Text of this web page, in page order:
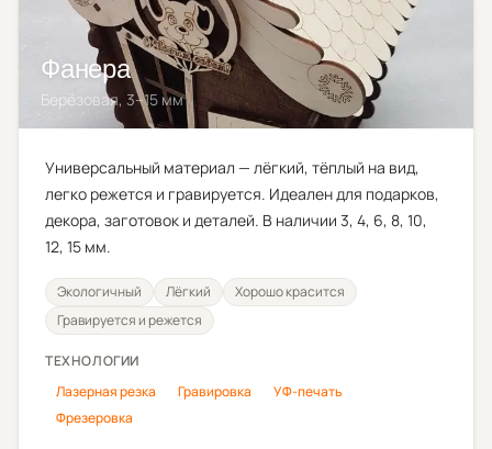
Фанера
Берёзовая, 3–15 мм
Универсальный материал — лёгкий, тёплый на вид,
легко режется и гравируется. Идеален для подарков,
декора, заготовок и деталей. В наличии 3, 4, 6, 8, 10,
12, 15 мм.
Экологичный Лёгкий
Хорошо красится
Гравируется и режется
ТЕХНОЛОГИИ
Лазерная резка
Гравировка
УФ-печать
Фрезеровка